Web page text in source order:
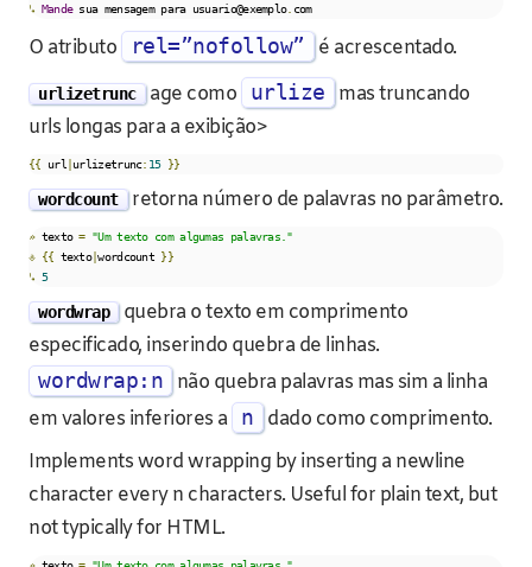
↳ Mande sua mensagem para usuario@exemplo. com
O atributo rel=”nofollow” é acrescentado.
urlizetrunc age como urlize
mas truncando
urls longas para a exibição>
{{ url| urlizetrunc: 15 }}
wordcount retorna número de palavras no parâmetro.
» texto = "Um texto com algumas palavras."
⎀ {{ texto|wordcount }}
↳ 5
wordwrap quebra o texto em comprimento
especificado, inserindo quebra de linhas.
wordwrap:n
não quebra palavras mas sim a linha
em valores inferiores a n
dado como comprimento.
Implements word wrapping by inserting a newline
character every n characters. Useful for plain text, but
not typically for HTML.